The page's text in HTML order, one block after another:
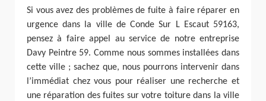
Si vous avez des problèmes de fuite à faire réparer en
urgence dans la ville de Conde Sur L Escaut 59163,
pensez à faire appel au service de notre entreprise
Davy Peintre 59. Comme nous sommes installées dans
cette ville ; sachez que, nous pourrons intervenir dans
l’immédiat chez vous pour réaliser une recherche et
une réparation des fuites sur votre toiture dans la ville